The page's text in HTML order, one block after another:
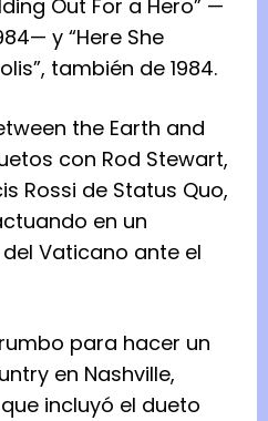
Out For a Hero” —
y “Here She
también de 1984.
the Earth and
con Rod Stewart,
Rossi de Status Quo,
en un
Vaticano ante el
para hacer un
en Nashville,
que incluyó el dueto